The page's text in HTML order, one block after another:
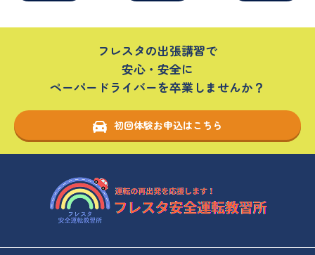
フレスタの出張講習で
安心・安全に
ペーパードライバーを卒業しませんか？
初回体験お申込はこちら